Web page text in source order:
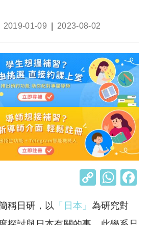
Post
2019-01-09
Post
2023-08-02
C
p
W
at
稱日研，以 「日本」 為研究對